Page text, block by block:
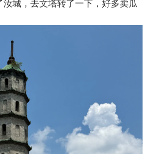
城，去文塔转了一下，好多卖瓜